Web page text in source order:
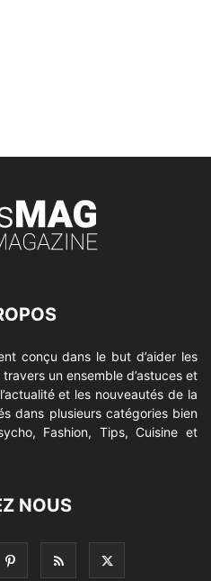
conçu dans le but d’aider les
un ensemble d’astuces et
et les nouveautés de la
dans plusieurs catégories bien
Fashion, Tips, Cuisine et
NOUS